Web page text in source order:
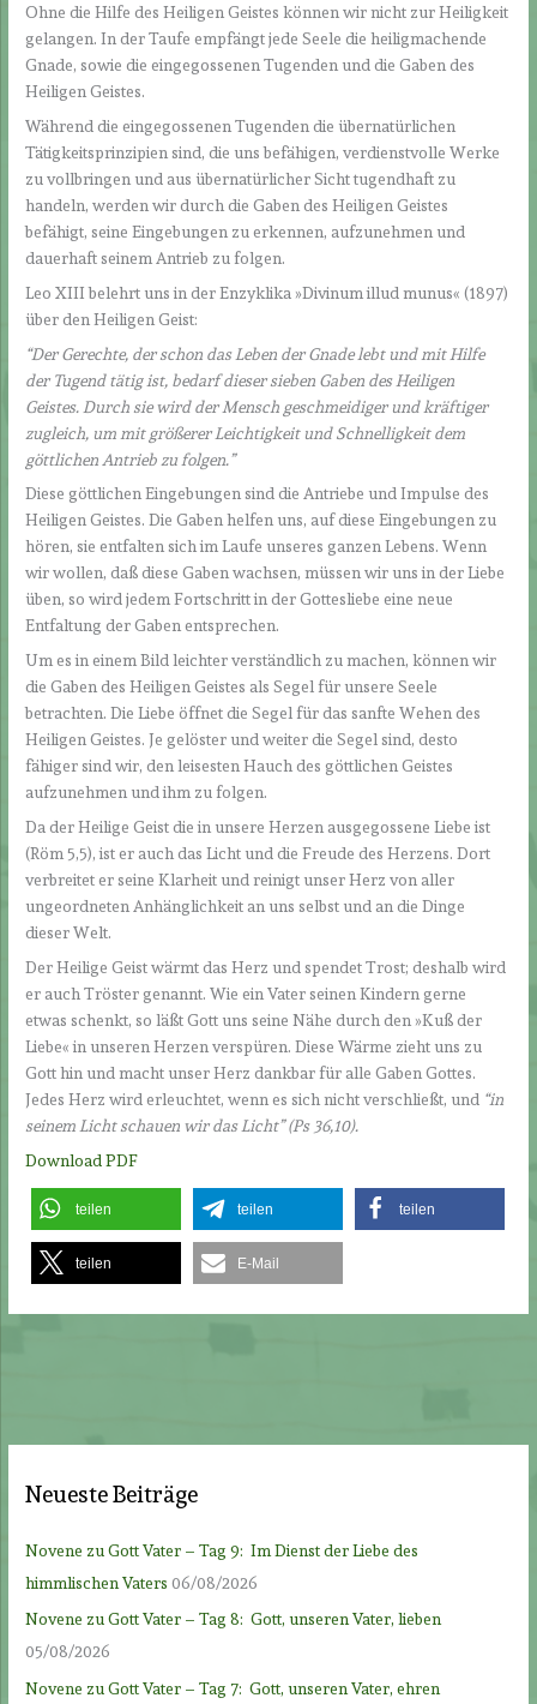
Ohne die Hilfe des Heiligen Geistes können wir nicht zur Heiligkeit
gelangen. In der Taufe empfängt jede Seele die heiligmachende
Gnade, sowie die eingegossenen Tugenden und die Gaben des
Heiligen Geistes.
Während die eingegossenen Tugenden die übernatürlichen
Tätigkeitsprinzipien sind, die uns befähigen, verdienstvolle Werke
zu vollbringen und aus übernatürlicher Sicht tugendhaft zu
handeln, werden wir durch die Gaben des Heiligen Geistes
befähigt, seine Eingebungen zu erkennen, aufzunehmen und
dauerhaft seinem Antrieb zu folgen.
Leo XIII belehrt uns in der Enzyklika »Divinum illud munus« (1897)
über den Heiligen Geist:
“Der Gerechte, der schon das Leben der Gnade lebt und mit Hilfe
der Tugend tätig ist, bedarf dieser sieben Gaben des Heiligen
Geistes. Durch sie wird der Mensch geschmeidiger und kräftiger
zugleich, um mit größerer Leichtigkeit und Schnelligkeit dem
göttlichen Antrieb zu folgen.”
Diese göttlichen Eingebungen sind die Antriebe und Impulse des
Heiligen Geistes. Die Gaben helfen uns, auf diese Eingebungen zu
hören, sie entfalten sich im Laufe unseres ganzen Lebens. Wenn
wir wollen, daß diese Gaben wachsen, müssen wir uns in der Liebe
üben, so wird jedem Fortschritt in der Gottesliebe eine neue
Entfaltung der Gaben entsprechen.
Um es in einem Bild leichter verständlich zu machen, können wir
die Gaben des Heiligen Geistes als Segel für unsere Seele
betrachten. Die Liebe öffnet die Segel für das sanfte Wehen des
Heiligen Geistes. Je gelöster und weiter die Segel sind, desto
fähiger sind wir, den leisesten Hauch des göttlichen Geistes
aufzunehmen und ihm zu folgen.
Da der Heilige Geist die in unsere Herzen ausgegossene Liebe ist
(Röm 5,5), ist er auch das Licht und die Freude des Herzens. Dort
verbreitet er seine Klarheit und reinigt unser Herz von aller
ungeordneten Anhänglichkeit an uns selbst und an die Dinge
dieser Welt.
Der Heilige Geist wärmt das Herz und spendet Trost; deshalb wird
er auch Tröster genannt. Wie ein Vater seinen Kindern gerne
etwas schenkt, so läßt Gott uns seine Nähe durch den »Kuß der
Liebe« in unseren Herzen verspüren. Diese Wärme zieht uns zu
Gott hin und macht unser Herz dankbar für alle Gaben Gottes.
Jedes Herz wird erleuchtet, wenn es sich nicht verschließt, und “in
seinem Licht schauen wir das Licht”(Ps 36,10).
Download PDF
teilen teilen teilen
teilen E-Mail
Neueste Beiträge
Novene zu Gott Vater – Tag 9: Im Dienst der Liebe des
himmlischen Vaters 06/08/2026
Novene zu Gott Vater – Tag 8: Gott, unseren Vater, lieben
05/08/2026
Novene zu Gott Vater – Tag 7: Gott, unseren Vater, ehren